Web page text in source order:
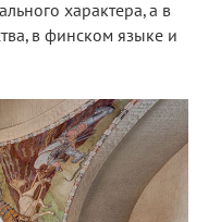
характера, а в
в финском языке и